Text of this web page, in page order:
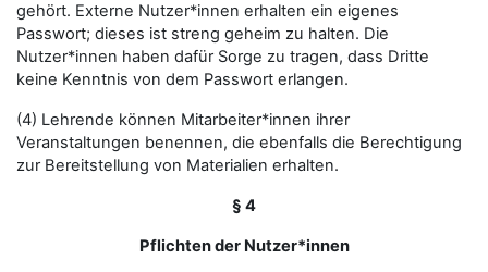
gehört. Externe Nutzer*innen erhalten ein eigenes
Passwort; dieses ist streng geheim zu halten. Die
Nutzer*innen haben dafür Sorge zu tragen, dass Dritte
keine Kenntnis von dem Passwort erlangen.
(4) Lehrende können Mitarbeiter*innen ihrer
Veranstaltungen benennen, die ebenfalls die Berechtigung
zur Bereitstellung von Materialien erhalten.
§ 4
Pflichten der Nutzer*innen